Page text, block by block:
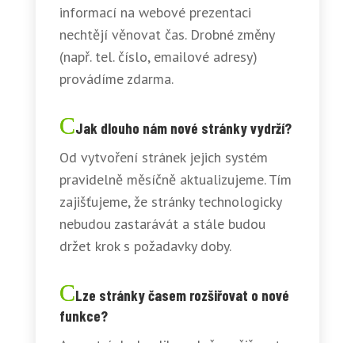
informací na webové prezentaci
nechtějí věnovat čas. Drobné změny
(např. tel. číslo, emailové adresy)
provádíme zdarma.
Jak dlouho nám nové stránky vydrží?
Od vytvoření stránek jejich systém
pravidelně měsíčně aktualizujeme. Tím
zajišťujeme, že stránky technologicky
nebudou zastarávát a stále budou
držet krok s požadavky doby.
Lze stránky časem rozšiřovat o nové
funkce?